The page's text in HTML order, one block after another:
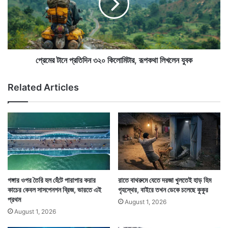
তাঁকে অ্যান্টি ভেনম ইঞ্জেকশন ওষুধ দেন। বিকাশ পরদিন সুস্থও
হয়ে যান। হাসপাতাল থেকে ছাড়া পান। এদিকে এভাবে ৪০ দিনে ৭
বার ছোবল খাওয়ার চিকিৎসা করাতে গিয়ে আর্থিক দিক থেকেও চাপে
র
ত
,
১
ন
,
প্র
কা
ত
তা
লি
নে
প্র
তি
দি
ন
কি
লো
মি
র
,
রূ
ক
থা
লি
খ
প্রেমের টানে প্রতিদিন ৩২০ কিলোমিটার, রূপকথা লিখলেন যুবক
Related Articles
গঙ্গার ওপর তৈরি হল হেঁটে পারাপার করার
কাচের কেবল সাসপেনশন ব্রিজ, ভারতে এই
প্রথম
August 1, 2026
রাতে বাথরুমে যেতে দরজা খুলতেই হাড় হিম
গৃহস্থের, বাইরে তখন ডেকে চলেছে কুকুর
August 1, 2026